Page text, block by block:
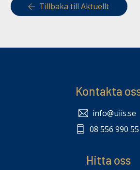
Tillbaka till Aktuellt
Kontakta
info@uiis.se
08 556 990 55
Hitta oss